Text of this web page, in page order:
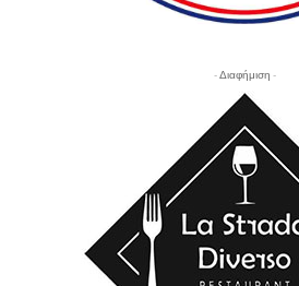
- Διαφήμιση -